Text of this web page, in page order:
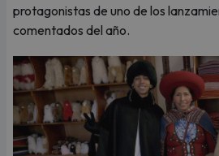
protagonistas de uno de los
comentados del año.